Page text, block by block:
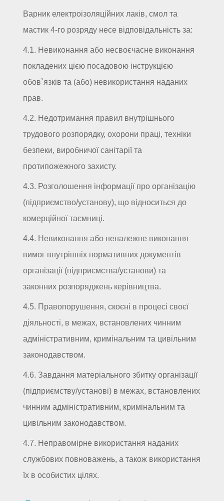
Варник електроізоляційних лаків, смол та
мастик 4-го розряду несе відповідальність за:
4.1. Невиконання або несвоєчасне виконання
покладених цією посадовою інструкцією
обов`язків та (або) невикористання наданих
прав.
4.2. Недотримання правил внутрішнього
трудового розпорядку, охорони праці, техніки
безпеки, виробничої санітарії та
протипожежного захисту.
4.3. Розголошення інформації про організацію
(підприємство/установу), що відноситься до
комерційної таємниці.
4.4. Невиконання або неналежне виконання
вимог внутрішніх нормативних документів
організації (підприємства/установи) та
законних розпоряджень керівництва.
4.5. Правопорушення, скоєні в процесі своєї
діяльності, в межах, встановлених чинним
адміністративним, кримінальним та цивільним
законодавством.
4.6. Завдання матеріального збитку організації
(підприємству/установі) в межах, встановлених
чинним адміністративним, кримінальним та
цивільним законодавством.
4.7. Неправомірне використання наданих
службових повноважень, а також використання
їх в особистих цілях.